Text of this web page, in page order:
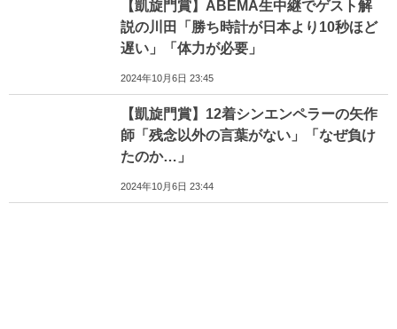
【凱旋門賞】ABEMA生中継でゲスト解
説の川田「勝ち時計が日本より10秒ほど
遅い」「体力が必要」
2024年10月6日 23:45
【凱旋門賞】12着シンエンペラーの矢作
師「残念以外の言葉がない」「なぜ負け
たのか…」
2024年10月6日 23:44